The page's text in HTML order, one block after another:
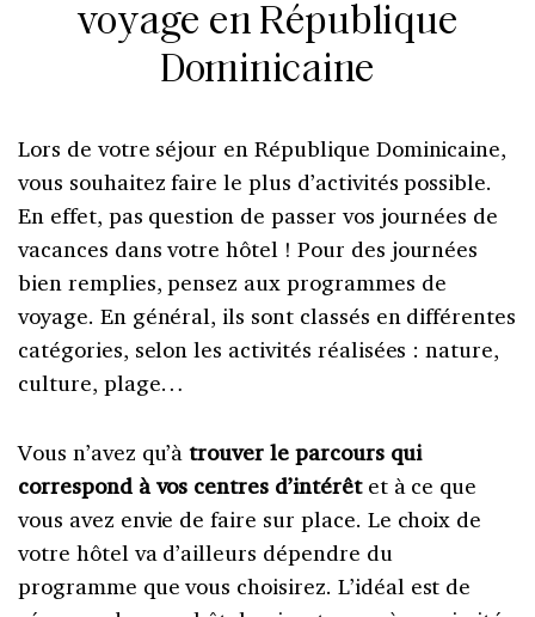
voyage en République
Dominicaine
Lors de votre séjour en République Dominicaine,
vous souhaitez faire le plus d’activités possible.
En effet, pas question de passer vos journées de
vacances dans votre hôtel ! Pour des journées
bien remplies, pensez aux programmes de
voyage. En général, ils sont classés en différentes
catégories, selon les activités réalisées : nature,
culture, plage…
Vous n’avez qu’àtrouver le parcours qui
correspond à vos centres d’intérêtet à ce que
vous avez envie de faire sur place. Le choix de
votre hôtel va d’ailleurs dépendre du
programme que vous choisirez. L’idéal est de